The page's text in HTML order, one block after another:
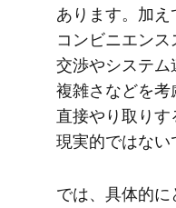
あります。​加え
コンビニエン
交渉や​システ
複雑さなどを​考
直接やり取りす
現実的ではない
では、​具体的